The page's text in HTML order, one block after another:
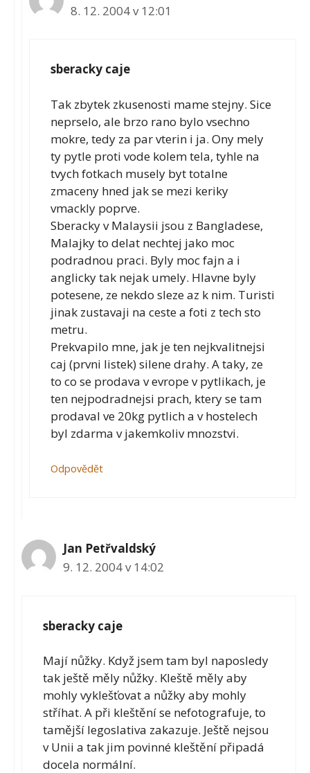
8. 12. 2004 v 12:01
sberacky caje
Tak zbytek zkusenosti mame stejny. Sice
neprselo, ale brzo rano bylo vsechno
mokre, tedy za par vterin i ja. Ony mely
ty pytle proti vode kolem tela, tyhle na
tvych fotkach musely byt totalne
zmaceny hned jak se mezi keriky
vmackly poprve.
Sberacky v Malaysii jsou z Bangladese,
Malajky to delat nechtej jako moc
podradnou praci. Byly moc fajn a i
anglicky tak nejak umely. Hlavne byly
potesene, ze nekdo sleze az k nim. Turisti
jinak zustavaji na ceste a foti z tech sto
metru.
Prekvapilo mne, jak je ten nejkvalitnejsi
caj (prvni listek) silene drahy. A taky, ze
to co se prodava v evrope v pytlikach, je
ten nejpodradnejsi prach, ktery se tam
prodaval ve 20kg pytlich a v hostelech
byl zdarma v jakemkoliv mnozstvi.
Odpovědět
Jan Petřvaldský
9. 12. 2004 v 14:02
sberacky caje
Mají nůžky. Když jsem tam byl naposledy
tak ještě měly nůžky. Kleště měly aby
mohly vyklešťovat a nůžky aby mohly
stříhat. A při kleštění se nefotografuje, to
tamější legoslativa zakazuje. Ještě nejsou
v Unii a tak jim povinné kleštění připadá
docela normální.